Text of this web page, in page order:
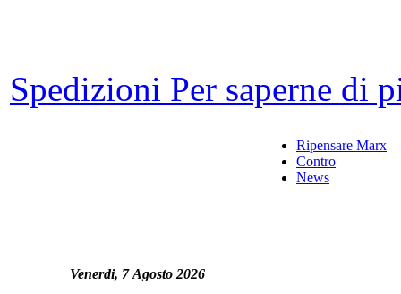
Spedizioni Per saperne di
Venerdi, 7 Agosto 2026
Ripensare Marx
Contro
News